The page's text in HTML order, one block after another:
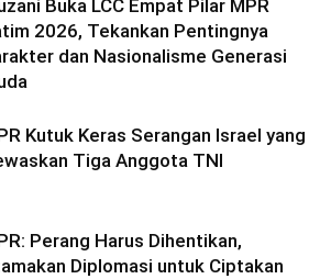
Buka LCC Empat Pilar MPR
2026, Tekankan Pentingnya
dan Nasionalisme Generasi
Kutuk Keras Serangan Israel yang
Tiga Anggota TNI
Perang Harus Dihentikan,
Diplomasi untuk Ciptakan